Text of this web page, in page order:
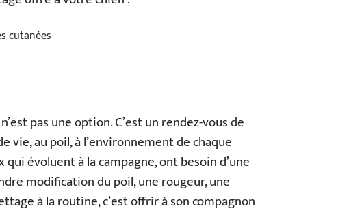
cutanées
pas une option. C’est un rendez-vous de
vie, au poil, à l’environnement de chaque
évoluent à la campagne, ont besoin d’une
modification du poil, une rougeur, une
à la routine, c’est offrir à son compagnon